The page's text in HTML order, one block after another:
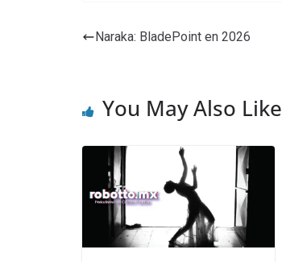
Naraka: BladePoint en 2026
You May Also Like